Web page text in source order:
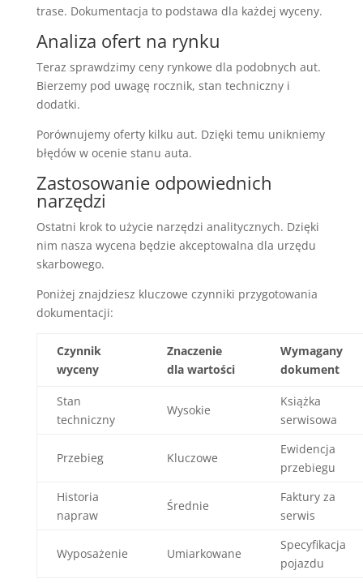
trase. Dokumentacja to podstawa dla każdej wyceny.
Analiza ofert na rynku
Teraz sprawdzimy ceny rynkowe dla podobnych aut.
Bierzemy pod uwagę rocznik, stan techniczny i
dodatki.
Porównujemy oferty kilku aut. Dzięki temu unikniemy
błędów w ocenie stanu auta.
Zastosowanie odpowiednich
narzędzi
Ostatni krok to użycie narzędzi analitycznych. Dzięki
nim nasza wycena będzie akceptowalna dla urzędu
skarbowego.
Poniżej znajdziesz kluczowe czynniki przygotowania
dokumentacji:
Czynnik
wyceny
Znaczenie
dla wartości
Wymagany
dokument
Stan
techniczny
Wysokie
Książka
serwisowa
Przebieg Kluczowe
Ewidencja
przebiegu
Historia
napraw
Średnie
Faktury za
serwis
Wyposażenie Umiarkowane
Specyfikacja
pojazdu